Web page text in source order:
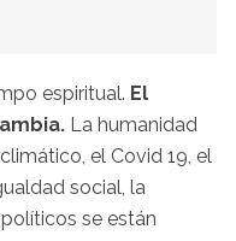
espiritual. El
La humanidad
el Covid 19, el
social, la
se están